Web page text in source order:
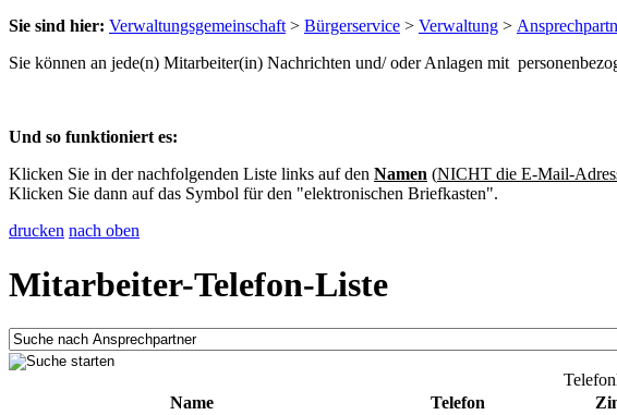
Sie sind hier: Verwaltungsgemeinschaft > Bürgerservice > Verwaltung >
Sie können an jede(n) Mitarbeiter(in) Nachrichten und/ oder Anlagen mit
Und so funktioniert es:
Klicken Sie in der nachfolgenden Liste links auf den Namen (NICHT die E-Mail-
Klicken Sie dann auf das Symbol für den "elektronischen Briefkasten".
drucken nach oben
Mitarbeiter-Telefon-Liste
Name
Telefon